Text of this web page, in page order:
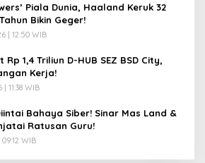
Piala Dunia, Haaland Keruk 32
Bikin Geger!
| 12:50 WIB
1,4 Triliun D-HUB SEZ BSD City,
Kerja!
11:38 WIB
Bahaya Siber! Sinar Mas Land &
Ratusan Guru!
WIB